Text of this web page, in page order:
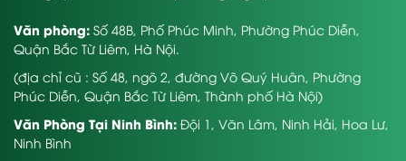
Văn phòng: Số 48B, Phố Phúc Minh, Phường Phúc Diễn,
Quận Bắc Từ Liêm, Hà Nội.
(địa chỉ cũ : Số 48, ngõ 2, đường Võ Quý Huân, Phường
Phúc Diễn, Quận Bắc Từ Liêm, Thành phố Hà Nội)
Văn Phòng Tại Ninh Bình: Đội 1, Văn Lâm, Ninh Hải, Hoa Lư,
Ninh Bình